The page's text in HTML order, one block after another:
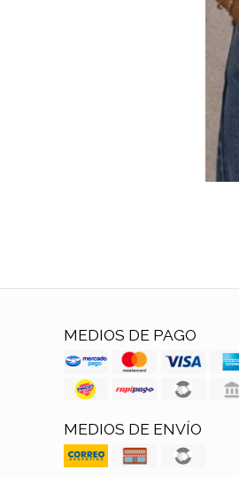
MEDIOS DE PAGO
MEDIOS DE ENVÍO